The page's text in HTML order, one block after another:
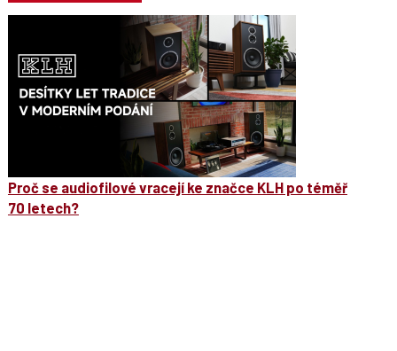
Proč se audiofilové vracejí ke značce KLH po téměř
70 letech?